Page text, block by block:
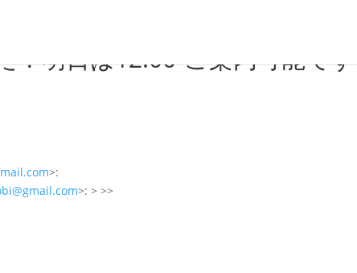
！明日は12:00-ご案内可能です
>:
>: > >>